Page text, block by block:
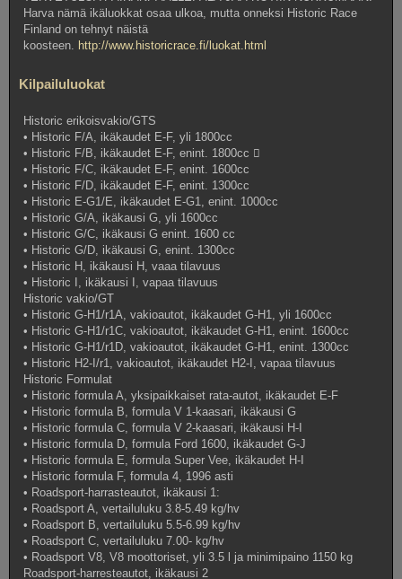
Harva nämä ikäluokkat osaa ulkoa, mutta onneksi Historic Race
Finland on tehnyt näistä
koosteen. http://www.historicrace.fi/luokat.html
Kilpailuluokat
Historic erikoisvakio/GTS
• Historic F/A, ikäkaudet E-F, yli 1800cc
• Historic F/B, ikäkaudet E-F, enint. 1800cc ￾
• Historic F/C, ikäkaudet E-F, enint. 1600cc
• Historic F/D, ikäkaudet E-F, enint. 1300cc
• Historic E-G1/E, ikäkaudet E-G1, enint. 1000cc
• Historic G/A, ikäkausi G, yli 1600cc
• Historic G/C, ikäkausi G enint. 1600 cc
• Historic G/D, ikäkausi G, enint. 1300cc
• Historic H, ikäkausi H, vaaa tilavuus
• Historic I, ikäkausi I, vapaa tilavuus
Historic vakio/GT
• Historic G-H1/r1A, vakioautot, ikäkaudet G-H1, yli 1600cc
• Historic G-H1/r1C, vakioautot, ikäkaudet G-H1, enint. 1600cc
• Historic G-H1/r1D, vakioautot, ikäkaudet G-H1, enint. 1300cc
• Historic H2-I/r1, vakioautot, ikäkaudet H2-I, vapaa tilavuus
Historic Formulat
• Historic formula A, yksipaikkaiset rata-autot, ikäkaudet E-F
• Historic formula B, formula V 1-kaasari, ikäkausi G
• Historic formula C, formula V 2-kaasari, ikäkausi H-I
• Historic formula D, formula Ford 1600, ikäkaudet G-J
• Historic formula E, formula Super Vee, ikäkaudet H-I
• Historic formula F, formula 4, 1996 asti
• Roadsport-harrasteautot, ikäkausi 1:
• Roadsport A, vertailuluku 3.8-5.49 kg/hv
• Roadsport B, vertailuluku 5.5-6.99 kg/hv
• Roadsport C, vertailuluku 7.00- kg/hv
• Roadsport V8, V8 moottoriset, yli 3.5 l ja minimipaino 1150 kg
Roadsport-harresteautot, ikäkausi 2